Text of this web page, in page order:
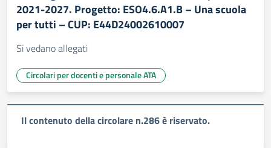
2021-2027. Progetto: ESO4.6.A1.B – Una scuola
per tutti – CUP: E44D24002610007
Si vedano allegati
Circolari per docenti e personale ATA
Il contenuto della circolare n.286 è riservato.